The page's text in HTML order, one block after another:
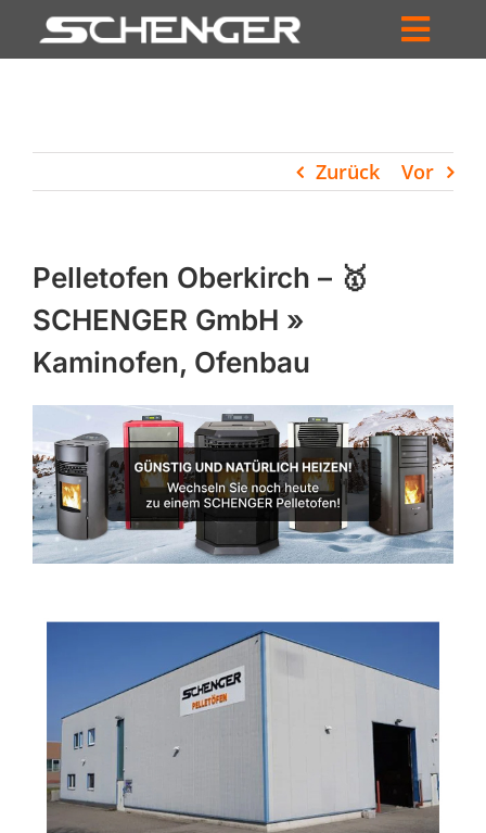
Inhalt
HÄNDLERSUCHE
UNTERNEHMEN
PROFIL
WARENKORB
PRODUCTS
SEARCH
Zurück Vor
Pelletofen Oberkirch – 🥇
SCHENGER GmbH »
Kaminofen, Ofenbau